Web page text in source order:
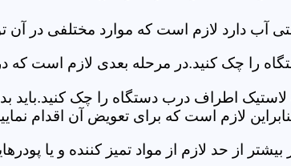
آب دارد لازم است که موارد مختلفی در
را چک کنید.در مرحله بعدی لازم است
اطراف درب دستگاه را چک کنید.باید
لازم است که برای تعویض آن اقدام
بیشتر از حد لازم از مواد تمیز کننده و یا